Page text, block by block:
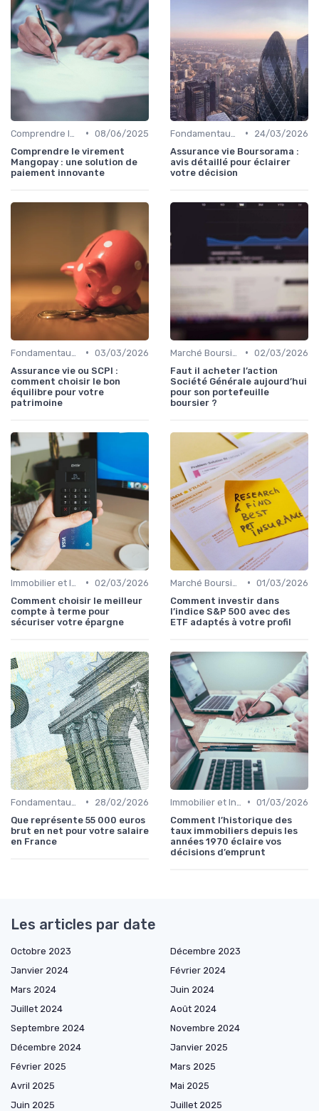
• 08/06/2025
Comprendre le virement
Mangopay : une solution de
paiement innovante
•
24/03/2026
Assurance vie Boursorama :
avis détaillé pour éclairer
votre décision
• 03/03/2026
Assurance vie ou SCPI :
comment choisir le bon
équilibre pour votre
patrimoine
• 02/03/2026
Faut il acheter l’action
Société Générale aujourd’hui
pour son portefeuille
boursier ?
• 02/03/2026
Comment choisir le meilleur
compte à terme pour
sécuriser votre épargne
• 01/03/2026
Comment investir dans
l’indice S&P 500 avec des
ETF adaptés à votre profil
•
28/02/2026
Que représente 55 000 euros
brut en net pour votre salaire
en France
• 01/03/2026
Comment l’historique des
taux immobiliers depuis les
années 1970 éclaire vos
décisions d’emprunt
Les articles par date
Octobre 2023
Décembre 2023
Janvier 2024
Février 2024
Mars 2024
Juin 2024
Juillet 2024
Août 2024
Septembre 2024
Novembre 2024
Décembre 2024
Janvier 2025
Février 2025
Mars 2025
Avril 2025
Mai 2025
Juin 2025
Juillet 2025